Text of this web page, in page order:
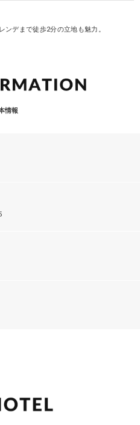
デまで徒歩2分の立地も魅力。
情報